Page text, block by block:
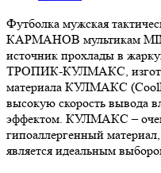
Футболка мужская
КАРМАНОВ мультикам
источник прохлады в
ТРОПИК-КУЛМАКС,
материала КУЛМАКС
высокую скорость вывода
эффектом. КУЛМАКС –
гипоаллергенный
является идеальным